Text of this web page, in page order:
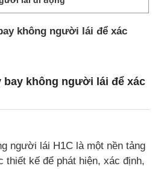
không người lái để xác
bay không người lái để xác
người lái H1C là một nền tảng
thiết kế để phát hiện, xác định,